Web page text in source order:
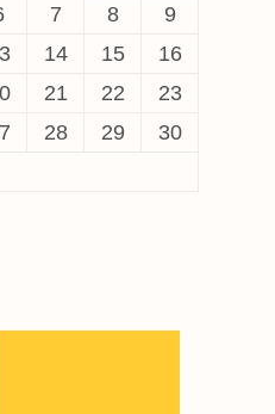
7 8
9
14 15
16
21 22
23
28 29
30